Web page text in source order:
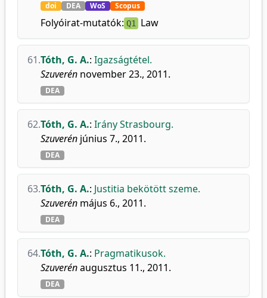
doi DEA WoS Scopus
Folyóirat-mutatók: Q1 Law
61.Tóth, G. A.: Igazságtétel.
Szuverén november 23., 2011.
DEA
62.Tóth, G. A.: Irány Strasbourg.
Szuverén június 7., 2011.
DEA
63.Tóth, G. A.: Justitia bekötött szeme.
Szuverén május 6., 2011.
DEA
64.Tóth, G. A.: Pragmatikusok.
Szuverénaugusztus 11., 2011.
DEA